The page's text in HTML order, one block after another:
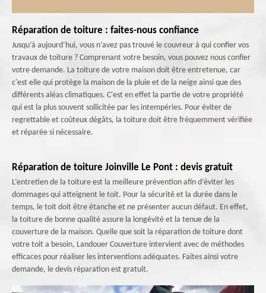
Réparation de toiture : faites-nous confiance
Jusqu’à aujourd’hui, vous n’avez pas trouvé le couvreur à qui confier vos
travaux de toiture ? Comprenant votre besoin, vous pouvez nous confier
votre demande. La toiture de votre maison doit être entretenue, car
c'est elle qui protège la maison de la pluie et de la neige ainsi que des
différents aléas climatiques. C'est en effet la partie de votre propriété
qui est la plus souvent sollicitée par les intempéries. Pour éviter de
regrettable et coûteux dégâts, la toiture doit être fréquemment vérifiée
et réparée si nécessaire.
Réparation de toiture Joinville Le Pont : devis gratuit
L’entretien de la toiture est la meilleure prévention afin d’éviter les
dommages qui atteignent le toit. Pour la sécurité et la durée dans le
temps, le toit doit être étanche et ne présenter aucun défaut. En effet,
la toiture de bonne qualité assure la longévité et la tenue de la
couverture de la maison. Quelle que soit la réparation de toiture dont
votre toit a besoin, Landouer Couverture intervient avec de méthodes
efficaces pour réaliser les interventions adéquates. Faites ainsi votre
demande, le devis réparation est gratuit.